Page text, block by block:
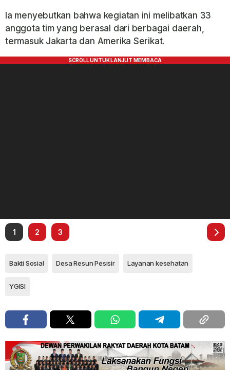
Ia menyebutkan bahwa kegiatan ini melibatkan 33
anggota tim yang berasal dari berbagai daerah,
termasuk Jakarta dan Amerika Serikat.
1 2 3
Bakti Sosial Desa Resun Pesisir Layanan kesehatan
YGISI